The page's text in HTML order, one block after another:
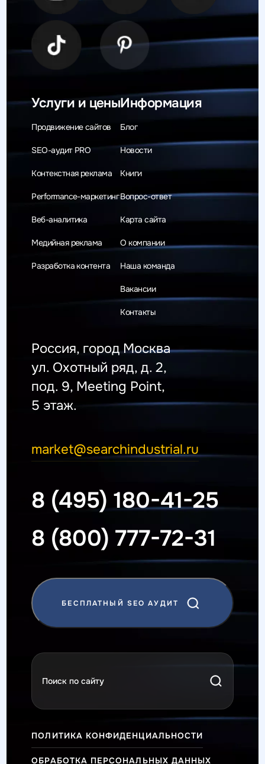
Услуги и цены
Продвижение сайтов
SEO-аудит PRO
Контекстная реклама
Performance-маркетинг
Веб-аналитика
Медийная реклама
Разработка контента
Информация
Блог
Новости
Книги
Вопрос-ответ
Карта сайта
О компании
Наша команда
Вакансии
Контакты
Россия, город Москва
ул. Охотный ряд, д. 2,
под. 9, Meeting Point,
5 этаж.
market@searchindustrial.ru
8 (495) 180-41-25
8 (800) 777-72-31
БЕСПЛАТНЫЙ SEO АУДИТ
ПОЛИТИКА КОНФИДЕНЦИАЛЬНОСТИ
ОБРАБОТКА ПЕРСОНАЛЬНЫХ ДАННЫХ